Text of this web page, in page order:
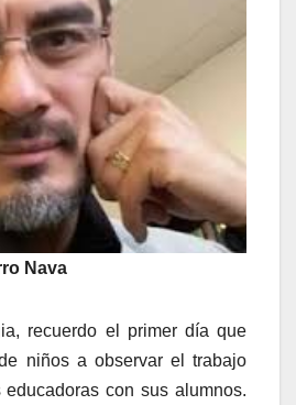
Nava
recuerdo el primer día que
niños a observar el trabajo
con sus alumnos.